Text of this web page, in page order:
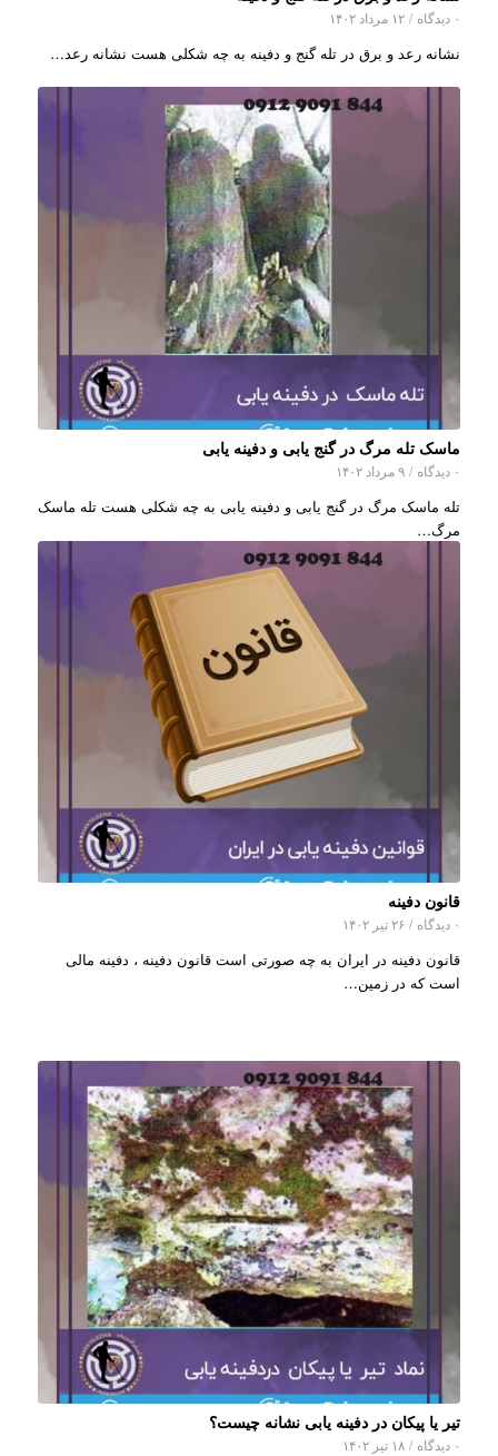
۰ دیدگاه / ۱۲ مرداد ۱۴۰۲
نشانه رعد و برق در تله گنج و دفینه به چه شکلی هست نشانه رعد…
ماسک تله مرگ در گنج یابی و دفینه یابی
۰ دیدگاه / ۹ مرداد ۱۴۰۲
تله ماسک مرگ در گنج یابی و دفینه یابی به چه شکلی هست تله ماسک
مرگ…
قانون دفینه
۰ دیدگاه / ۲۶ تیر ۱۴۰۲
قانون دفینه در ایران به چه صورتی است قانون دفینه ، دفینه مالی
است که در زمین…
تیر یا پیکان در دفینه یابی نشانه چیست؟
۰ دیدگاه / ۱۸ تیر ۱۴۰۲